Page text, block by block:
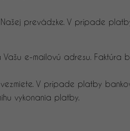
prevádzke. V prípade
e-mailovú adresu. Faktúra
V prípade platby
vykonania platby.